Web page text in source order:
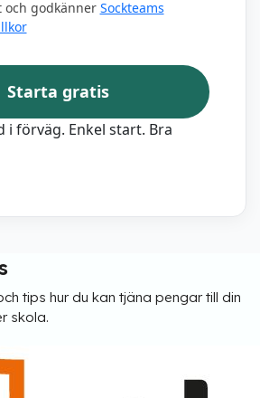
och godkänner Sockteams
Starta gratis
i förväg. Enkel start. Bra
tips hur du kan tjäna pengar till din
skola.